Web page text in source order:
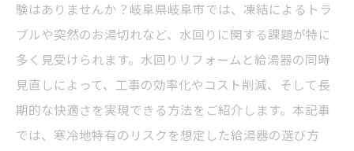
験はありませんか？岐阜県岐阜市では、凍結によるトラ
ブルや突然のお湯切れなど、水回りに関する課題が特に
多く見受けられます。水回りリフォームと給湯器の同時
見直しによって、工事の効率化やコスト削減、そして長
期的な快適さを実現できる方法をご紹介します。本記事
では、寒冷地特有のリスクを想定した給湯器の選び方